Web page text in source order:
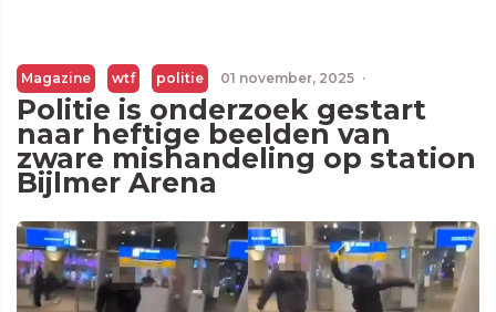
Magazine wtf politie 01 november, 2025 ·
Politie is onderzoek gestart
naar heftige beelden van
zware mishandeling op station
Bijlmer Arena